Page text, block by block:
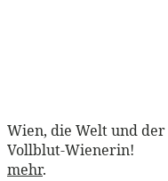
Wien, die Welt und der
Vollblut-Wienerin!
mehr.